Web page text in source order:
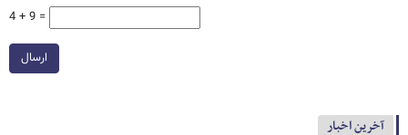
4 + 9 =
ارسال
آخرین اخبار